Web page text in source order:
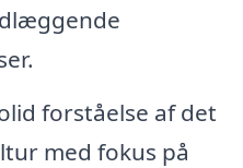
forståelse af det
med fokus på